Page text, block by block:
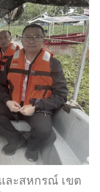
ละสหกรณ์ เขต